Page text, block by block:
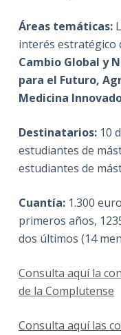
Áreas temáticas:
interés estratégico
Cambio Global y
para el Futuro,
Medicina
Destinatarios: 10
estudiantes de
estudiantes de
Cuantía: 1.300
primeros años,
dos últimos (14
Consulta aquí la
de la Complutense
Consulta aquí las